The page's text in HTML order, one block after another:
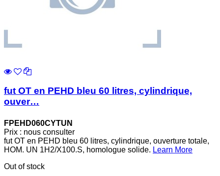
fut OT en PEHD bleu 60 litres, cylindrique,
ouver…
FPEHD060CYTUN
Prix : nous consulter
fut OT en PEHD bleu 60 litres, cylindrique, ouverture totale,
HOM. UN 1H2/X100.S, homologue solide. Learn More
Out of stock